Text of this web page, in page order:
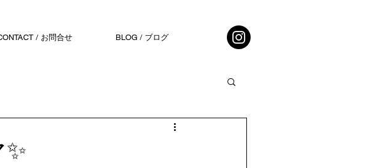
/ お問合せ BLOG / ブログ